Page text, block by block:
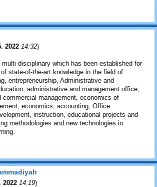
2022 14:32)
disciplinary which has been established for
state-of-the-art knowledge in the field of
entrepreneurship, Administrative and
administrative and management office,
commercial management, economics of
economics, accounting, Office
instruction, educational projects and
methodologies and new technologies in
2022 14:19)